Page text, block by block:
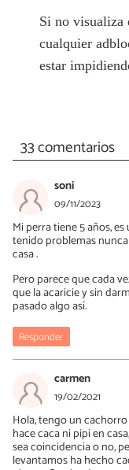
Si no visualiza
cualquier
estar
33 comentarios
soni
09/11/2023
Mi perra tiene 5 años,
tenido problemas
casa .
Pero parece que cada
que la acaricie y sin
pasado algo así.
Responder
carmen
19/02/2021
Hola, tengo un cachorro
hace caca ni pipi en
sea coincidencia o no,
levantamos ha hecho